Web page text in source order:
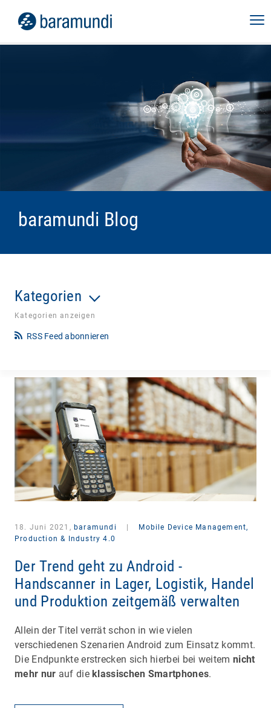
baramundi Blog
Kategorien
Kategorien anzeigen
RSS Feed abonnieren
18. Juni 2021, baramundi
Mobile Device Management,
Production & Industry 4.0
Der Trend geht zu Android -
Handscanner in Lager, Logistik, Handel
und Produktion zeitgemäß verwalten
Allein der Titel verrät schon in wie vielen
verschiedenen Szenarien Android zum Einsatz kommt.
Die Endpunkte erstrecken sich hierbei bei weitem nicht
mehr nur auf die klassischen Smartphones.